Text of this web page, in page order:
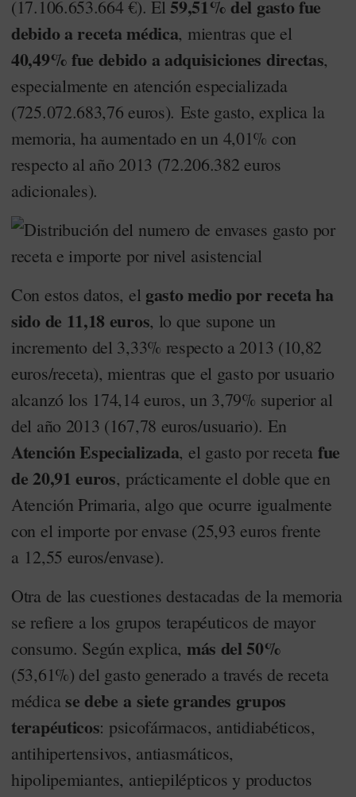
(17.106.653.664 €). El59,51% del gasto fue
debido a receta médica, mientras que el
40,49% fue debido a adquisiciones directas,
especialmente en atención especializada
(725.072.683,76 euros). Este gasto, explica la
memoria, ha aumentado en un 4,01% con
respecto al año 2013 (72.206.382 euros
adicionales).
Con estos datos, el gasto medio por receta ha
sido de 11,18 euros, lo que supone un
incremento del 3,33% respecto a 2013 (10,82
euros/receta), mientras que el gasto por usuario
alcanzó los 174,14 euros, un 3,79% superior al
del año 2013 (167,78 euros/usuario). En
Atención Especializada, el gasto por receta fue
de 20,91 euros, prácticamente el doble que en
Atención Primaria, algo que ocurre igualmente
con el importe por envase (25,93 euros frente
a 12,55 euros/envase).
Otra de las cuestiones destacadas de la memoria
se refiere a los grupos terapéuticos de mayor
consumo. Según explica, más del 50%
(53,61%) del gasto generado a través de receta
médica se debe a siete grandes grupos
terapéuticos: psicofármacos, antidiabéticos,
antihipertensivos, antiasmáticos,
hipolipemiantes, antiepilépticos y productos